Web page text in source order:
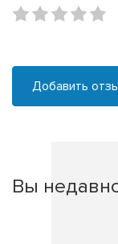
Добавить
Вы